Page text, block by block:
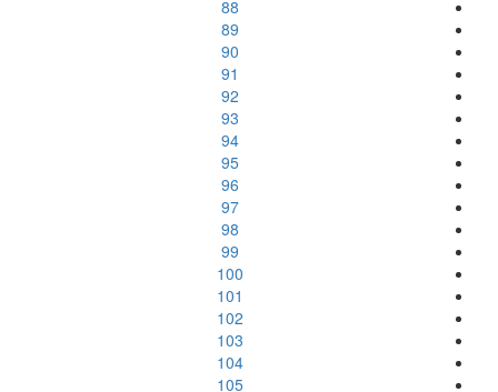
88
89
90
91
92
93
94
95
96
97
98
99
100
101
102
103
104
105